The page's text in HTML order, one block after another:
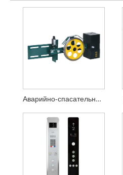
Аварийно-спасательное устройство лифта